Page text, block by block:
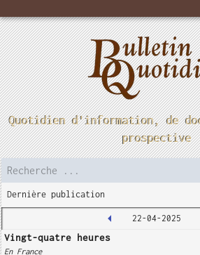
Quotidien d'information, de
prospective
Dernière publication
22-04-2025
Vingt-quatre heures
En France